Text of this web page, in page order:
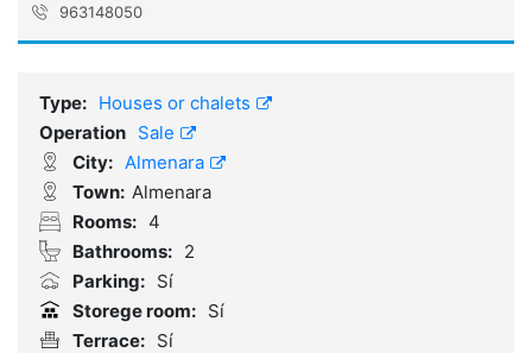
963148050
Type: Houses or chalets
Operation Sale
City: Almenara
Town: Almenara
Rooms: 4
Bathrooms: 2
Parking: Sí
Storege room: Sí
Terrace: Sí